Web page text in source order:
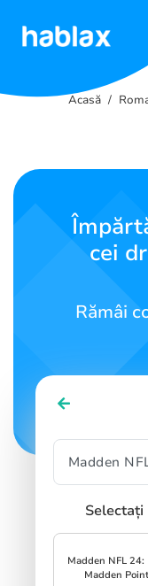
Contactează-
Acasă
cei
Rămâi
Selectați
Madden NFL 24:
Madden